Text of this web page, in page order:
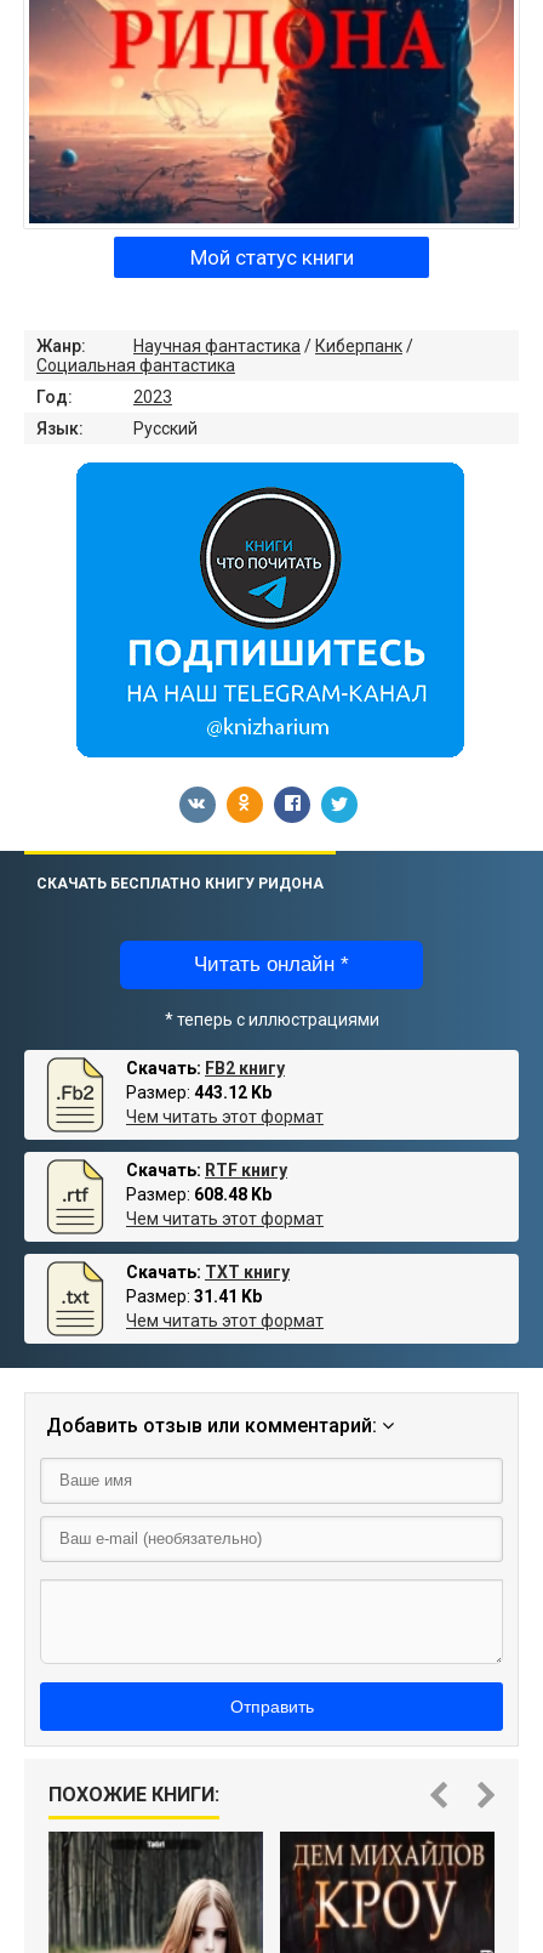
Мой статус книги
Жанр: Научная фантастика / Киберпанк/
Социальная фантастика
Год:
2023
Язык:
Русский
СКАЧАТЬ БЕСПЛАТНО КНИГУ РИДОНА
Читать онлайн *
* теперь с иллюстрациями
Скачать: FB2 книгу
Размер: 443.12 Kb
Чем читать этот формат
Скачать: RTF книгу
Размер: 608.48 Kb
Чем читать этот формат
Скачать: TXT книгу
Размер: 31.41 Kb
Чем читать этот формат
Добавить отзыв или комментарий:
Отправить
ПОХОЖИЕ КНИГИ: